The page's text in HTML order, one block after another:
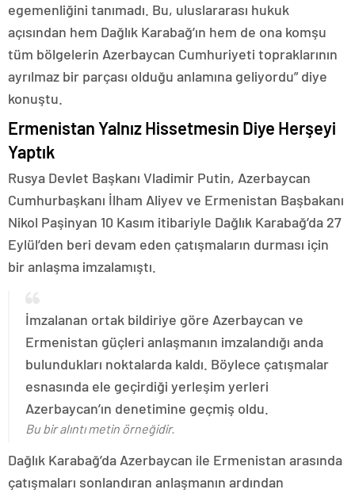
egemenliğini tanımadı. Bu, uluslararası hukuk
açısından hem Dağlık Karabağ’ın hem de ona komşu
tüm bölgelerin Azerbaycan Cumhuriyeti topraklarının
ayrılmaz bir parçası olduğu anlamına geliyordu” diye
konuştu.
Ermenistan Yalnız Hissetmesin Diye Herşeyi
Yaptık
Rusya Devlet Başkanı Vladimir Putin, Azerbaycan
Cumhurbaşkanı İlham Aliyev ve Ermenistan Başbakanı
Nikol Paşinyan 10 Kasım itibariyle Dağlık Karabağ’da 27
Eylül’den beri devam eden çatışmaların durması için
bir anlaşma imzalamıştı.
İmzalanan ortak bildiriye göre Azerbaycan ve
Ermenistan güçleri anlaşmanın imzalandığı anda
bulundukları noktalarda kaldı. Böylece çatışmalar
esnasında ele geçirdiği yerleşim yerleri
Azerbaycan’ın denetimine geçmiş oldu.
Bu bir alıntı metin örneğidir.
Dağlık Karabağ’da Azerbaycan ile Ermenistan arasında
çatışmaları sonlandıran anlaşmanın ardından